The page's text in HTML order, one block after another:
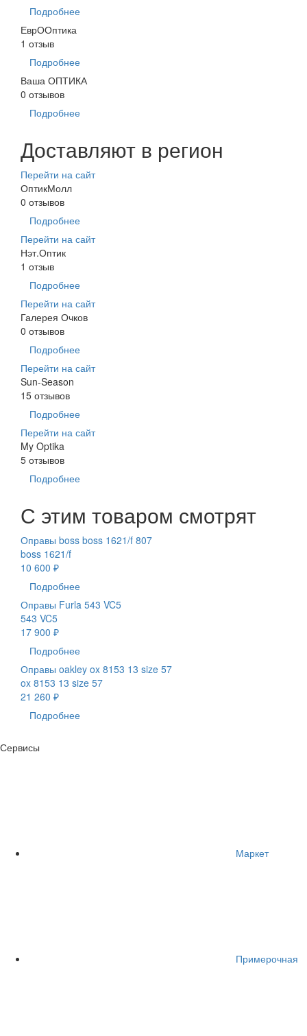
Подробнее
ЕврООптика
1 отзыв
Подробнее
Ваша ОПТИКА
0 отзывов
Подробнее
Доставляют в регион
Перейти на сайт
ОптикМолл
0 отзывов
Подробнее
Перейти на сайт
Нэт.Оптик
1 отзыв
Подробнее
Перейти на сайт
Галерея Очков
0 отзывов
Подробнее
Перейти на сайт
Sun-Season
15 отзывов
Подробнее
Перейти на сайт
My Optika
5 отзывов
Подробнее
С этим товаром смотрят
Оправы boss boss 1621/f 807
boss 1621/f
10 600 ₽
Подробнее
Оправы Furla 543 VC5
543 VC5
17 900 ₽
Подробнее
Оправы oakley ox 8153 13 size 57
ox 8153 13 size 57
21 260 ₽
Подробнее
Сервисы
Маркет
Примерочная